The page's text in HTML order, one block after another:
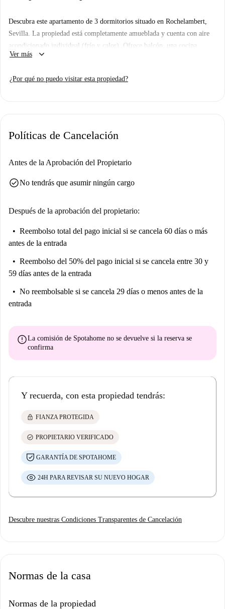
Descubra este apartamento de 3 dormitorios situado en Rochelambert,
Sevilla. La propiedad está completamente amueblada y cuenta con aire
acondicionado individual (frío y calor). Ofrece balcón, una cocina
moderna con electrodomésticos esenciales, como lavavajillas y horno, y
mascotas. Spotahome ha revisado y verificado personalmente esta
comodidades y conexiones. La estación de metro de La Plata está a poca
gastronómicas cercanas se encuentran Bar Pruna, Bar Restaurante El
comodidad y conveniencia en Rochelambert.
Ver más keyboard_arrow_down
¿Por qué no puedo visitar esta propiedad?
Políticas de Cancelación
Antes de la Aprobación del Propietario
check_circleNo tendrás que asumir ningún cargo
Después de la aprobación del propietario:
Reembolso total del pago inicial si se cancela 60 días o más
antes de la entrada
Reembolso del 50% del pago inicial si se cancela entre 30 y
59 días antes de la entrada
No reembolsable si se cancela 29 días o menos antes de la
entrada
errorLa comisión de Spotahome no se devuelve si la reserva se
confirma
Y recuerda, con esta propiedad tendrás:
lock FIANZA PROTEGIDA
check_circle PROPIETARIO VERIFICADO
GARANTÍA DE SPOTAHOME
24H PARA REVISAR SU NUEVO HOGAR
Descubre nuestras Condiciones Transparentes de Cancelación
Normas de la casa
Normas de la propiedad